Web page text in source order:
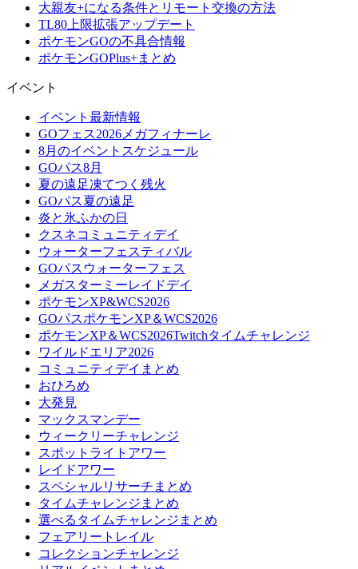
大親友+になる条件とリモート交換の方法
TL80上限拡張アップデート
ポケモンGOの不具合情報
ポケモンGOPlus+まとめ
イベント
イベント最新情報
GOフェス2026メガフィナーレ
8月のイベントスケジュール
GOパス8月
夏の遠足凍てつく残火
GOパス夏の遠足
炎と氷ふかの日
クスネコミュニティデイ
ウォーターフェスティバル
GOパスウォーターフェス
メガスターミーレイドデイ
ポケモンXP&WCS2026
GOパスポケモンXP＆WCS2026
ポケモンXP＆WCS2026Twitchタイムチャレンジ
ワイルドエリア2026
コミュニティデイまとめ
おひろめ
大発見
マックスマンデー
ウィークリーチャレンジ
スポットライトアワー
レイドアワー
スペシャルリサーチまとめ
タイムチャレンジまとめ
選べるタイムチャレンジまとめ
フェアリートレイル
コレクションチャレンジ